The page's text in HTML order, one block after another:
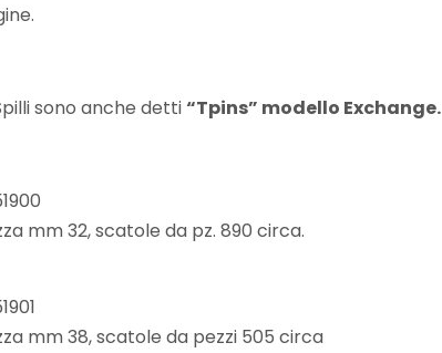
sono anche detti“Tpins” modello Exchange.
mm 32, scatole da pz. 890 circa.
mm 38, scatole da pezzi 505 circa